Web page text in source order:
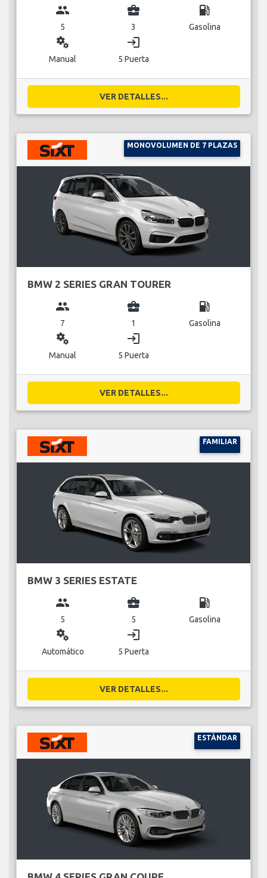
group
5
business_center
3
local_gas_station
Gasolina
miscellaneous_services
Manual
login
5 Puerta
VER DETALLES...
MONOVOLUMEN DE 7 PLAZAS
BMW 2 SERIES GRAN TOURER
group
7
business_center
1
local_gas_station
Gasolina
miscellaneous_services
Manual
login
5 Puerta
VER DETALLES...
FAMILIAR
BMW 3 SERIES ESTATE
group
5
business_center
5
local_gas_station
Gasolina
miscellaneous_services
Automático
login
5 Puerta
VER DETALLES...
ESTÁNDAR